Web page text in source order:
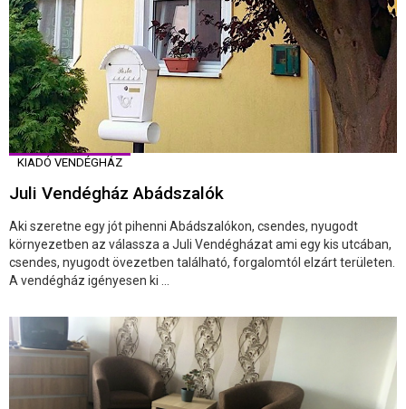
KIADÓ VENDÉGHÁZ
Juli Vendégház Abádszalók
Aki szeretne egy jót pihenni Abádszalókon, csendes, nyugodt
környezetben az válassza a Juli Vendégházat ami egy kis utcában,
csendes, nyugodt övezetben található, forgalomtól elzárt területen.
A vendégház igényesen ki ...